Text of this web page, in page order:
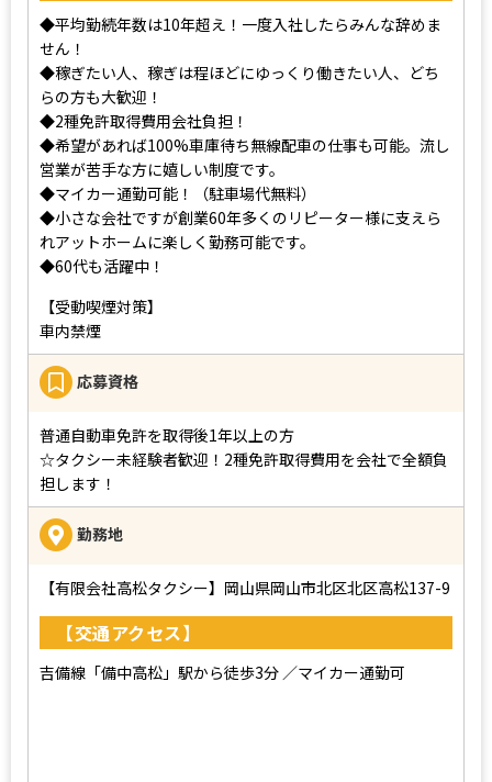
◆平均勤続年数は10年超え！一度入社したらみんな辞めま
せん！
◆稼ぎたい人、稼ぎは程ほどにゆっくり働きたい人、どち
らの方も大歓迎！
◆2種免許取得費用会社負担！
◆希望があれば100%車庫待ち無線配車の仕事も可能。流し
営業が苦手な方に嬉しい制度です。
◆マイカー通勤可能！（駐車場代無料）
◆小さな会社ですが創業60年多くのリピーター様に支えら
れアットホームに楽しく勤務可能です。
◆60代も活躍中！
【受動喫煙対策】
車内禁煙
応募資格
普通自動車免許を取得後1年以上の方
☆タクシー未経験者歓迎！2種免許取得費用を会社で全額負
担します！
勤務地
【有限会社高松タクシー】岡山県岡山市北区北区高松137-9
【交通アクセス】
吉備線「備中高松」駅から徒歩3分 ／マイカー通勤可